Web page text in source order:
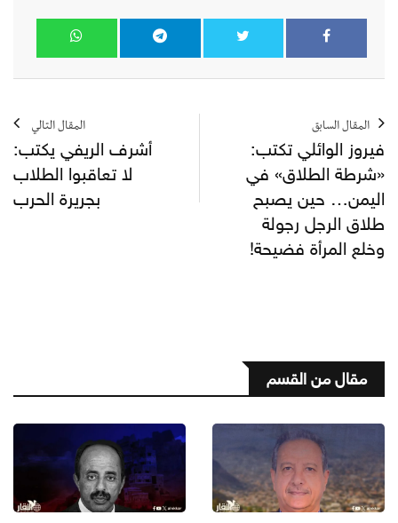
المقال السابق
فيروز الوائلي تكتب:
«شرطة الطلاق» في
اليمن… حين يصبح
طلاق الرجل رجولة
وخلع المرأة فضيحة!
المقال التالي
أشرف الريفي يكتب:
لا تعاقبوا الطلاب
بجريرة الحرب
مقال من القسم